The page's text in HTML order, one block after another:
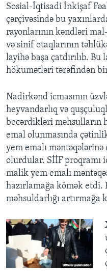
Sosial-İqtisadi İnkişaf
çərçivəsində bu
rayonlarının kəndləri
və sinif otaqlarının
layihə başa çatdırılıb.
hökumətləri tərəfindən
Nadirkənd icmasının
heyvandarlıq və
becərdikləri məhsulların
emal olunmasında
yem emalı
olurdular. SİİF proqramı
malik yem emalı
hazırlamağa kömək etdi.
məhsuldarlığı artırmağa